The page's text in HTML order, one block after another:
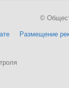
Размещение
©